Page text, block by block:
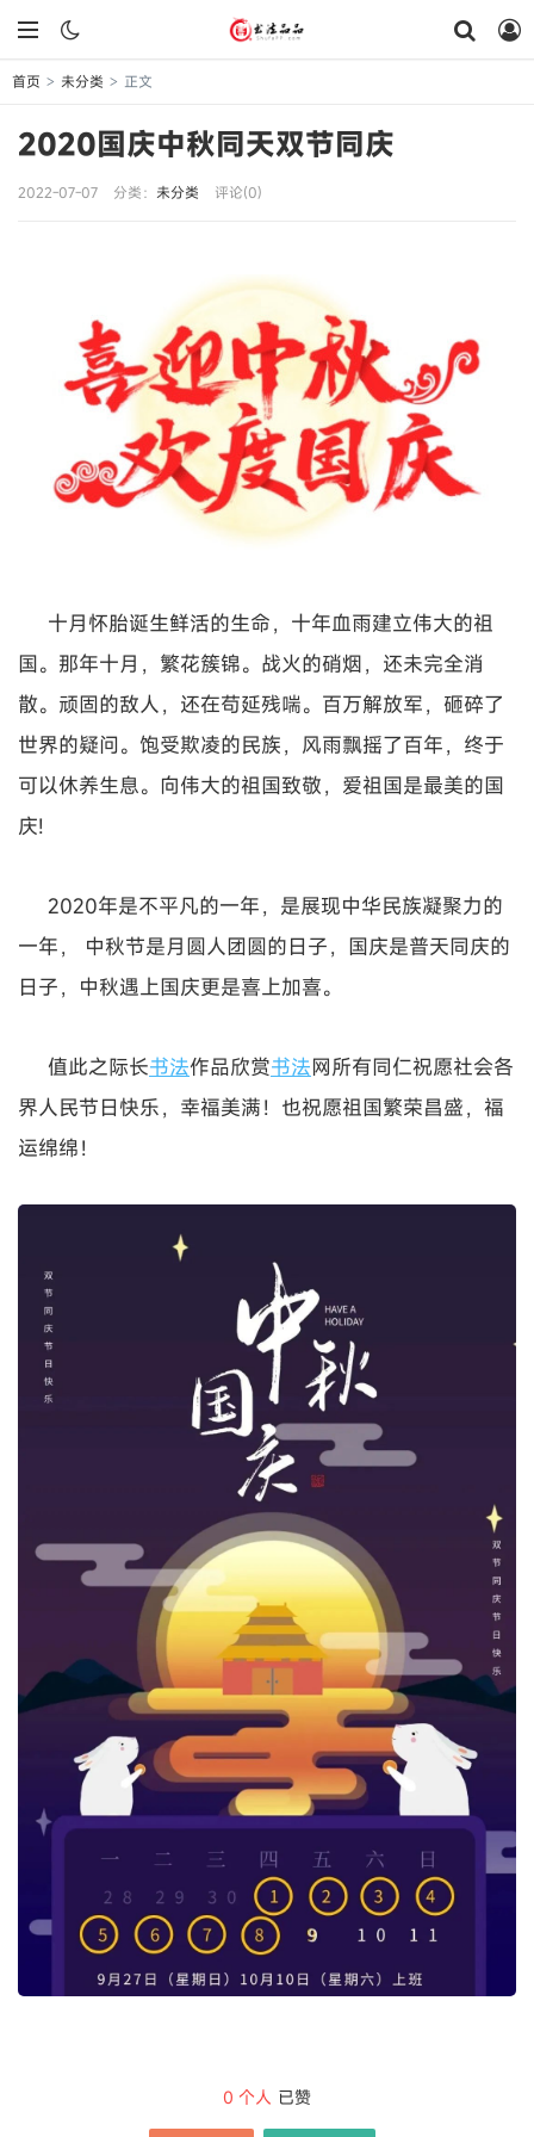
首页 > 未分类 > 正文
2020国庆中秋同天双节同庆
2022-07-07 分类： 未分类 评论(0)
十月怀胎诞生鲜活的生命，十年血雨建立伟大的祖
国。那年十月，繁花簇锦。战火的硝烟，还未完全消
散。顽固的敌人，还在苟延残喘。百万解放军，砸碎了
世界的疑问。饱受欺凌的民族，风雨飘摇了百年，终于
可以休养生息。向伟大的祖国致敬，爱祖国是最美的国
庆!
2020年是不平凡的一年，是展现中华民族凝聚力的
一年， 中秋节是月圆人团圆的日子，国庆是普天同庆的
日子，中秋遇上国庆更是喜上加喜。
值此之际长书法作品欣赏书法网所有同仁祝愿社会各
界人民节日快乐，幸福美满！也祝愿祖国繁荣昌盛，福
运绵绵！
0 个人 已赞